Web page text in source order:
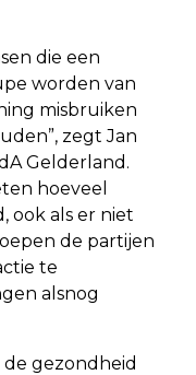
die een
worden van
misbruiken
zegt Jan
Gelderland.
hoeveel
ook als er niet
de partijen
te
alsnog
gezondheid